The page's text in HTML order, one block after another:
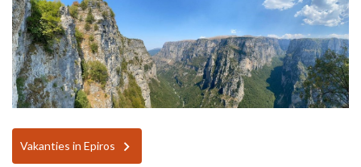
Vakanties in Epiros